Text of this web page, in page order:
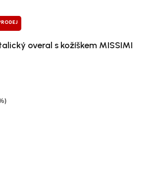
overal s kožíškem MISSIMI